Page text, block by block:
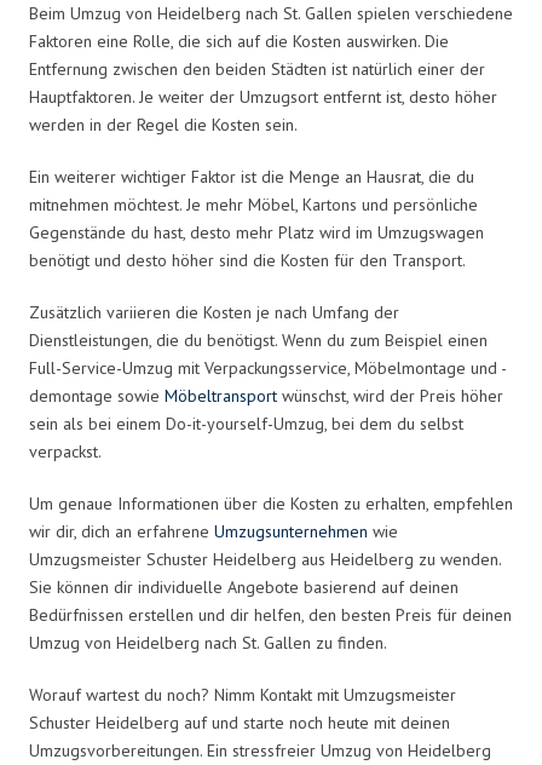
Beim Umzug von Heidelberg nach St. Gallen spielen verschiedene
Faktoren eine Rolle, die sich auf die Kosten auswirken. Die
Entfernung zwischen den beiden Städten ist natürlich einer der
Hauptfaktoren. Je weiter der Umzugsort entfernt ist, desto höher
werden in der Regel die Kosten sein.
Ein weiterer wichtiger Faktor ist die Menge an Hausrat, die du
mitnehmen möchtest. Je mehr Möbel, Kartons und persönliche
Gegenstände du hast, desto mehr Platz wird im Umzugswagen
benötigt und desto höher sind die Kosten für den Transport.
Zusätzlich variieren die Kosten je nach Umfang der
Dienstleistungen, die du benötigst. Wenn du zum Beispiel einen
Full-Service-Umzug mit Verpackungsservice, Möbelmontage und -
demontage sowie Möbeltransport wünschst, wird der Preis höher
sein als bei einem Do-it-yourself-Umzug, bei dem du selbst
verpackst.
Um genaue Informationen über die Kosten zu erhalten, empfehlen
wir dir, dich an erfahrene Umzugsunternehmen wie
Umzugsmeister Schuster Heidelberg aus Heidelberg zu wenden.
Sie können dir individuelle Angebote basierend auf deinen
Bedürfnissen erstellen und dir helfen, den besten Preis für deinen
Umzug von Heidelberg nach St. Gallen zu finden.
Worauf wartest du noch? Nimm Kontakt mit Umzugsmeister
Schuster Heidelberg auf und starte noch heute mit deinen
Umzugsvorbereitungen. Ein stressfreier Umzug von Heidelberg